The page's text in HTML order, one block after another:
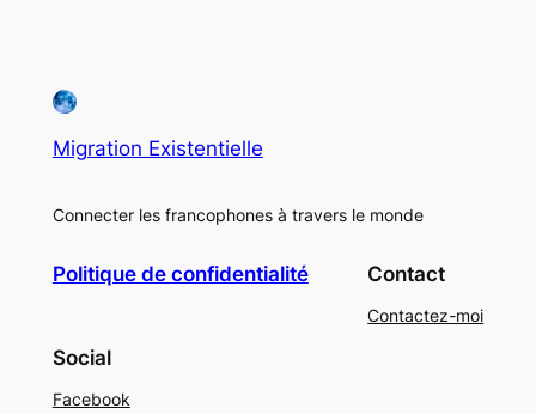
Migration Existentielle
Connecter les francophones à travers le monde
Politique de confidentialité Contact
Contactez-moi
Social
Facebook